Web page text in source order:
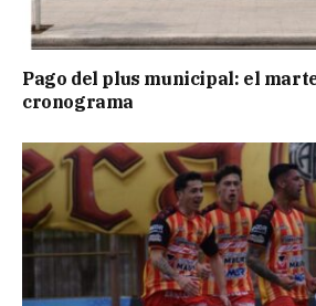
Pago del plus municipal: el
cronograma